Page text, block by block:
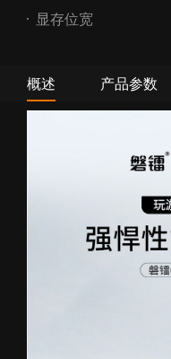
显存位宽
概述 产品参数